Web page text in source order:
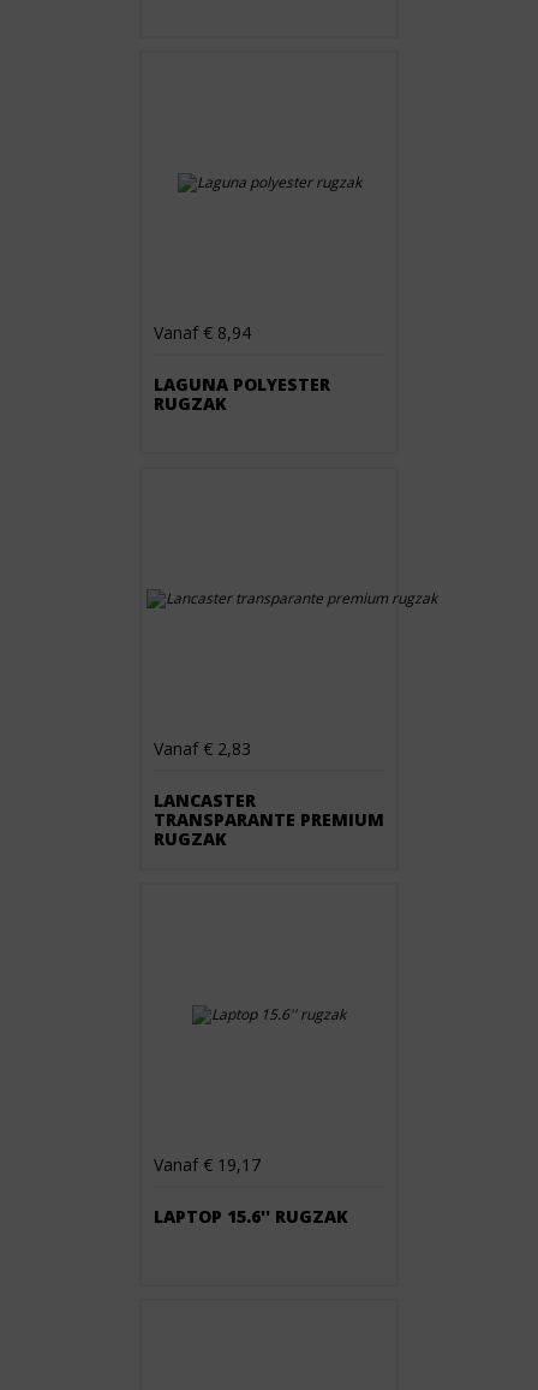
Vanaf € 8,94
LAGUNA POLYESTER
RUGZAK
Vanaf € 2,83
LANCASTER
TRANSPARANTE PREMIUM
RUGZAK
Vanaf € 19,17
LAPTOP 15.6'' RUGZAK